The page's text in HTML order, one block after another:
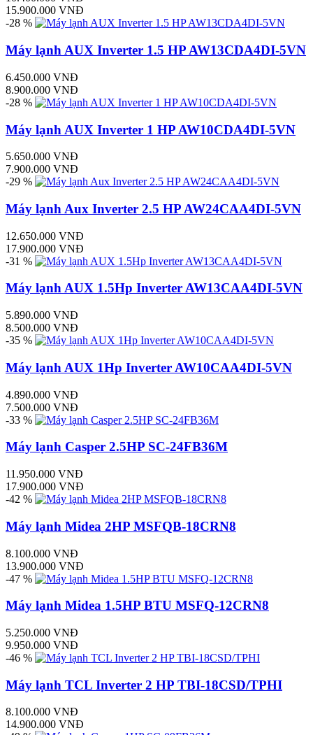
15.900.000 VNĐ
-28 %
Máy lạnh AUX Inverter 1.5 HP AW13CDA4DI-5VN
6.450.000 VNĐ
8.900.000 VNĐ
-28 %
Máy lạnh AUX Inverter 1 HP AW10CDA4DI-5VN
5.650.000 VNĐ
7.900.000 VNĐ
-29 %
Máy lạnh Aux Inverter 2.5 HP AW24CAA4DI-5VN
12.650.000 VNĐ
17.900.000 VNĐ
-31 %
Máy lạnh AUX 1.5Hp Inverter AW13CAA4DI-5VN
5.890.000 VNĐ
8.500.000 VNĐ
-35 %
Máy lạnh AUX 1Hp Inverter AW10CAA4DI-5VN
4.890.000 VNĐ
7.500.000 VNĐ
-33 %
Máy lạnh Casper 2.5HP SC-24FB36M
11.950.000 VNĐ
17.900.000 VNĐ
-42 %
Máy lạnh Midea 2HP MSFQB-18CRN8
8.100.000 VNĐ
13.900.000 VNĐ
-47 %
Máy lạnh Midea 1.5HP BTU MSFQ-12CRN8
5.250.000 VNĐ
9.950.000 VNĐ
-46 %
Máy lạnh TCL Inverter 2 HP TBI-18CSD/TPHI
8.100.000 VNĐ
14.900.000 VNĐ